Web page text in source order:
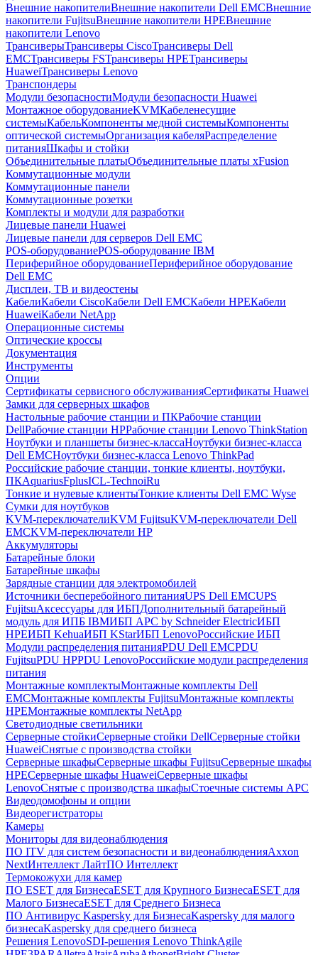
Внешние накопителиВнешние накопители Dell EMCВнешние
накопители FujitsuВнешние накопители HPEВнешние
накопители Lenovo
ТрансиверыТрансиверы CiscoТрансиверы Dell
EMCТрансиверы FSТрансиверы HPEТрансиверы
HuaweiТрансиверы Lenovo
Транспондеры
Модули безопасностиМодули безопасности Huawei
Монтажное оборудованиеKVMКабеленесущие
системыКабельКомпоненты медной системыКомпоненты
оптической системыОрганизация кабеляРаспределение
питанияШкафы и стойки
Объединительные платыОбъединительные платы xFusion
Коммутационные модули
Коммутационные панели
Коммутационные розетки
Комплекты и модули для разработки
Лицевые панели Huawei
Лицевые панели для серверов Dell EMC
POS-оборудованиеPOS-оборудование IBM
Периферийное оборудованиеПериферийное оборудование
Dell EMC
Дисплеи, ТВ и видеостены
КабелиКабели CiscoКабели Dell EMCКабели HPEКабели
HuaweiКабели NetApp
Операционные системы
Оптические кроссы
Документация
Инструменты
Опции
Сертификаты сервисного обслуживанияСертификаты Huawei
Замки для серверных шкафов
Настольные рабочие станции и ПКРабочие станции
DellРабочие станции HPРабочие станции Lenovo ThinkStation
Ноутбуки и планшеты бизнес-классаНоутбуки бизнес-класса
Dell EMCНоутбуки бизнес-класса Lenovo ThinkPad
Российские рабочие станции, тонкие клиенты, ноутбуки,
ПКAquariusFplusICL-TechnoiRu
Тонкие и нулевые клиентыТонкие клиенты Dell EMC Wyse
Сумки для ноутбуков
KVM-переключателиKVM FujitsuKVM-переключатели Dell
EMCKVM-переключатели HP
Аккумуляторы
Батарейные блоки
Батарейные шкафы
Зарядные станции для электромобилей
Источники бесперебойного питанияUPS Dell EMCUPS
FujitsuАксессуары для ИБПДополнительный батарейный
модуль для ИПБ IBMИБП APC by Schneider ElectricИБП
HPEИБП KehuaИБП KStarИБП LenovoРоссийские ИБП
Модули распределения питанияPDU Dell EMCPDU
FujitsuPDU HPPDU LenovoРоссийские модули распределения
питания
Монтажные комплектыМонтажные комплекты Dell
EMCМонтажные комплекты FujitsuМонтажные комплекты
HPEМонтажные комплекты NetApp
Светодиодные светильники
Серверные стойкиСерверные стойки DellСерверные стойки
HuaweiСнятые с производства стойки
Серверные шкафыСерверные шкафы FujitsuСерверные шкафы
HPEСерверные шкафы HuaweiСерверные шкафы
LenovoСнятые с производства шкафыСтоечные системы APC
Видеодомофоны и опции
Видеорегистраторы
Камеры
Мониторы для видеонаблюдения
ПО ITV для систем безопасности и видеонаблюденияAxxon
NextИнтеллект ЛайтПО Интеллект
Термокожухи для камер
ПО ESET для БизнесаESET для Крупного БизнесаESET для
Малого БизнесаESET для Среднего Бизнеса
ПО Антивирус Kaspersky для БизнесаKaspersky для малого
бизнесаKaspersky для среднего бизнеса
Решения LenovoSDI-решения Lenovo ThinkAgile